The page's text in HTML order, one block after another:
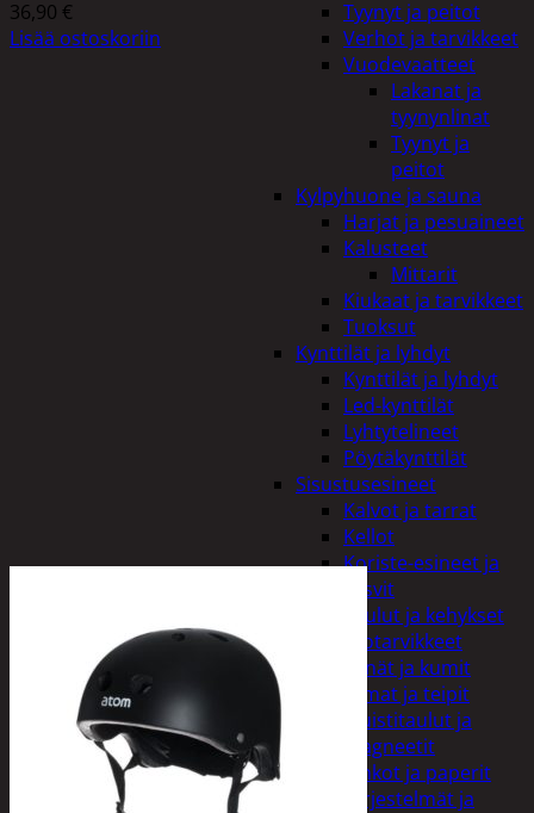
Tyynyt ja peitot
Verhot ja tarvikkeet
Vuodevaatteet
Lakanat ja
tyynynlinat
Tyynyt ja
peitot
Kylpyhuone ja sauna
Harjat ja pesuaineet
Kalusteet
Mittarit
Kiukaat ja tarvikkeet
Tuoksut
Kynttilät ja lyhdyt
Kynttilät ja lyhdyt
Led-kynttilät
Lyhtytelineet
Pöytäkynttilät
Sisustusesineet
Kalvot ja tarrat
Kellot
Koriste-esineet ja
kasvit
Taulut ja kehykset
Toimistotarvikkeet
Kynät ja kumit
Liimat ja teipit
Muistitaulut ja
magneetit
Vihkot ja paperit
Turvajärjestelmät ja
36,90 €
Lisää ostoskoriin